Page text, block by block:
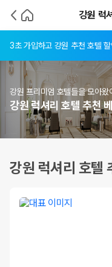
강원 럭
3초 가입하고 강원 추천 호텔
강원 프리미엄 호텔들을 모아왔
강원 럭셔리 호텔 추천
강원 럭셔리 호텔